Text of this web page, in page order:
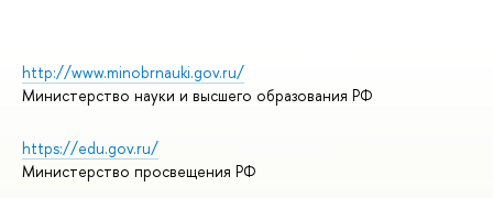
http://www.minobrnauki.gov.ru/
Министерство науки и высшего образования РФ
https://edu.gov.ru/
Министерство просвещения РФ